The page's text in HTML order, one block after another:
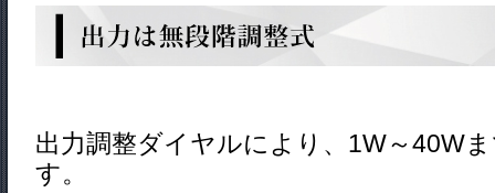
出力調整ダイヤルにより、1W～40W
す。